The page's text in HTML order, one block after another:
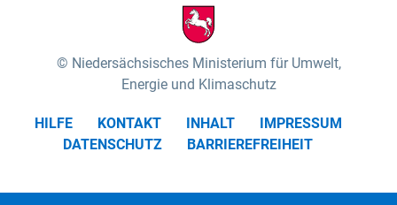
Niedersächsisches Ministerium für Umwelt,
Energie und Klimaschutz
HILFE KONTAKT INHALT
IMPRESSUM
DATENSCHUTZ
BARRIEREFREIHEIT